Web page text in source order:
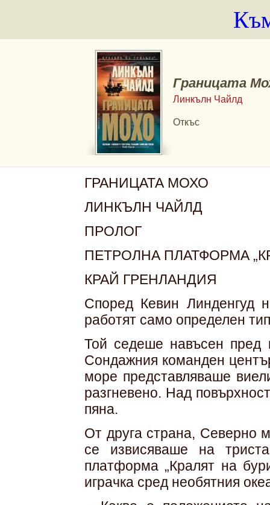
Границата
Линкълн Чайлд
Откъс
ГРАНИЦАТА МОХО
ЛИНКЪЛН ЧАЙЛД
ПРОЛОГ
ПЕТРОЛНА ПЛАТФОРМА
КРАЙ ГРЕНЛАНДИЯ
Според Кевин Линденгуд
работят само определен
Той седеше навъсен пред
Сондажния команден
море представляваше
разгневено. Над
пяна.
От друга страна, Северно
се извисяваше на
платформа „Кралят на
играчка сред необятния